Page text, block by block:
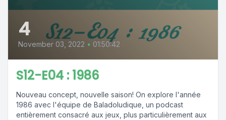
4
November 03, 2022 • 01:50:42
S12-E04 : 1986
Nouveau concept, nouvelle saison! On explore l'année
1986 avec l'équipe de Baladoludique, un podcast
entièrement consacré aux jeux, plus particulièrement aux